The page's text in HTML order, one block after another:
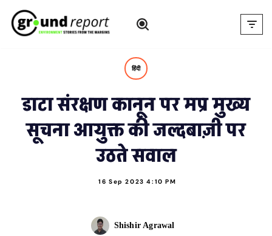
Skip
हिंदी
डाटा संरक्षण कानून पर मप्र मुख्य
सूचना आयुक्त की जल्दबाज़ी पर
उठते सवाल
16 Sep 2023 4:10 PM
Shishir Agrawal